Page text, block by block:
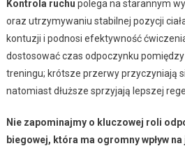
Kontrola ruchu polega na starannym
oraz utrzymywaniu stabilnej pozycji
kontuzji i podnosi efektywność
dostosować czas odpoczynku
treningu; krótsze przerwy przyczyniają
natomiast dłuższe sprzyjają lepszej
Nie zapominajmy o kluczowej roli
biegowej, która ma ogromny wpływ